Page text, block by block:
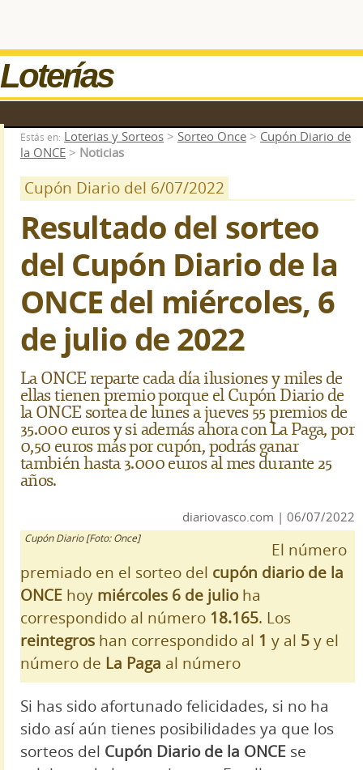
Loterías
Estás en: Loterias y Sorteos > Sorteo Once > Cupón Diario de
la ONCE > Noticias
Cupón Diario del 6/07/2022
Resultado del sorteo
del Cupón Diario de la
ONCE del miércoles, 6
de julio de 2022
La ONCE reparte cada día ilusiones y miles de
ellas tienen premio porque el Cupón Diario de
la ONCE sortea de lunes a jueves 55 premios de
35.000 euros y si además ahora con La Paga, por
0,50 euros más por cupón, podrás ganar
también hasta 3.000 euros al mes durante 25
años.
diariovasco.com | 06/07/2022
Cupón Diario [Foto: Once]
El número
premiado en el sorteo del cupón diario de la
ONCE hoy miércoles 6 de julioha
correspondido al número 18.165. Los
reintegros han correspondido al 1 y al 5y el
número de La Paga al número
Si has sido afortunado felicidades, si no ha
sido así aún tienes posibilidades ya que los
sorteos del Cupón Diario de la ONCE se